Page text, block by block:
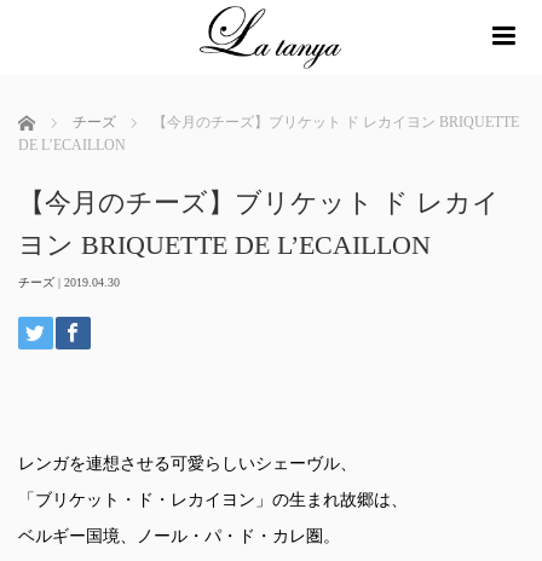
ホーム チーズ
【今月のチーズ】ブリケット ド レカイヨン BRIQUETTE
DE L’ECAILLON
【今月のチーズ】ブリケット ド レカイ
ヨン BRIQUETTE DE L’ECAILLON
チーズ | 2019.04.30
レンガを連想させる可愛らしいシェーヴル、
「ブリケット・ド・レカイヨン」の生まれ故郷は、
ベルギー国境、ノール・パ・ド・カレ圏。